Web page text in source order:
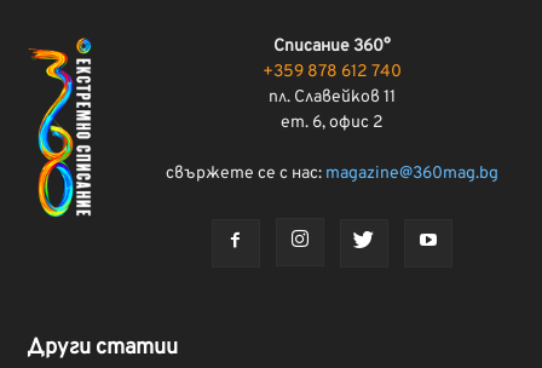
Списание 360°
+359 878 612 740
пл. Славейков 11
ет. 6, офис 2
свържете се с нас: magazine@360mag.bg
Други статии